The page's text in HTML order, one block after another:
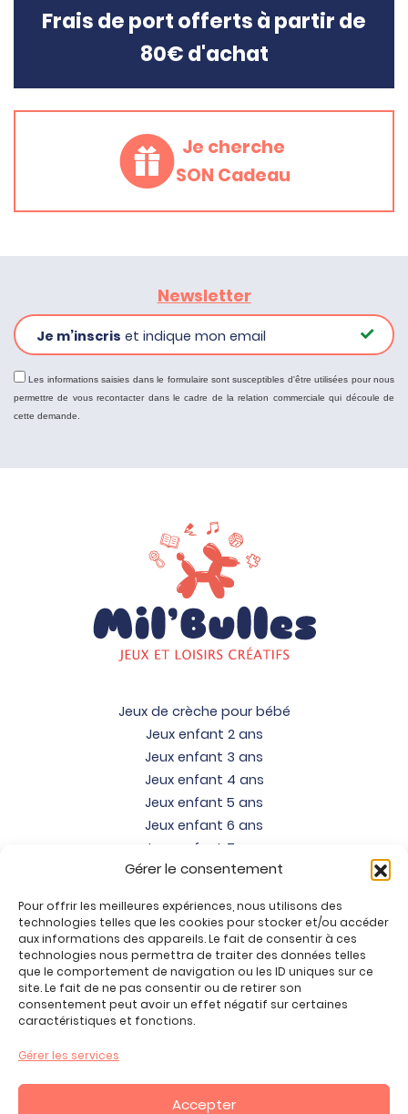
Gérer le consentement
Pour offrir les meilleures expériences, nous utilisons des
technologies telles que les cookies pour stocker et/ou accéder
aux informations des appareils. Le fait de consentir à ces
technologies nous permettra de traiter des données telles
que le comportement de navigation ou les ID uniques sur ce
site. Le fait de ne pas consentir ou de retirer son
consentement peut avoir un effet négatif sur certaines
caractéristiques et fonctions.
Gérer les services
Accepter
Frais de port offerts à partir de
80€ d'achat
Je cherche
SON Cadeau
Newsletter
Je m’inscris et indique mon email
Les informations saisies dans le formulaire sont susceptibles d'être utilisées pour nous
permettre de vous recontacter dans le cadre de la relation commerciale qui découle de
cette demande.
Jeux de crèche pour bébé
Jeux enfant 2 ans
Jeux enfant 3 ans
Jeux enfant 4 ans
Jeux enfant 5 ans
Jeux enfant 6 ans
Jeux enfant 7 ans
Jeux enfant 8 ans
Jeux enfant 10 ans
Jeux enfant 11 ans
Jeux enfant 12 ans
Tous nos produits
Promos jeux de loisirs créatifs
Mon compte
CGV